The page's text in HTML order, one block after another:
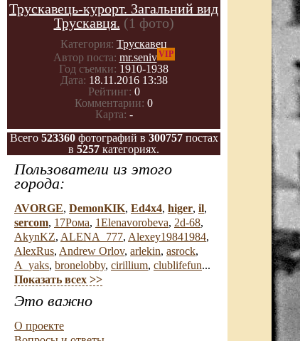
Трускавець-курорт. Загальний вид
Трускавця. (1 фото)
Категория: Трускавец
Автор поста: mr.senivVIP
Год съемки: 1910-1938
Дата: 18.11.2016 13:38
Рейтинг: 0
Комментарии: 0
Карта: -
Всего 523360фотографий в 300757постах
в 5257 категориях.
Пользователи из этого
города:
AVORGE, DemonKIK, Ed4x4, higer, il,
sercom, 17Рома, 1Elenavorobeva, 2d-68,
AkynKZ, ALENA_777, Alexey19841984,
AlexRus, Andrew Orlov, arlekin, asrock,
A_yaks, bronelobby, cirillium, clublifefun...
Показать всех >>
Это важно
О проекте